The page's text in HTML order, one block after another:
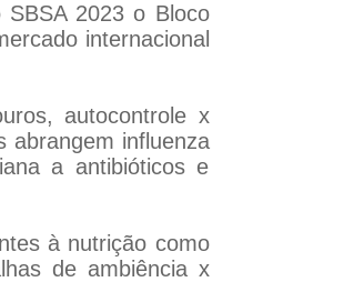
2023 o Bloco
internacional
autocontrole x
abrangem influenza
a antibióticos e
à nutrição como
de ambiência x